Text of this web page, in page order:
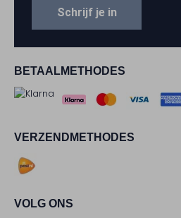
BETAALMETHODES
VERZENDMETHODES
VOLG ONS
Schrijf je in